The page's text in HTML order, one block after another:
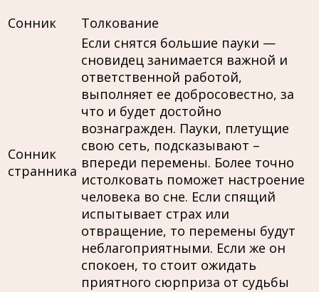
Сонник
Толкование
Сонник
странника
Если снятся большие пауки —
сновидец занимается важной и
ответственной работой,
выполняет ее добросовестно, за
что и будет достойно
вознагражден. Пауки, плетущие
свою сеть, подсказывают –
впереди перемены. Более точно
истолковать поможет настроение
человека во сне. Если спящий
испытывает страх или
отвращение, то перемены будут
неблагоприятными. Если же он
спокоен, то стоит ожидать
приятного сюрприза от судьбы